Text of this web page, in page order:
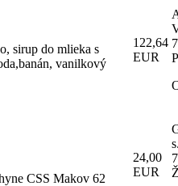
sirup do mlieka s
vanilkový
122,64
EUR
CSS Makov 62
24,00
EUR